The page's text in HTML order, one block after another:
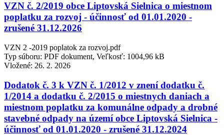
VZN č. 2/2019 obce Liptovská Sielnica o miestnom
poplatku za rozvoj - účinnosť od 01.01.2020 -
zrušené 31.12.2026
VZN 2 -2019 poplatok za rozvoj.pdf
Typ súboru: PDF dokument, Veľkosť: 1004,96 kB
Vložené: 26. 2. 2026
Dodatok č. 3 k VZN č. 1/2012 v znení dodatku č.
1/2014 a dodatku č. 2/2015 o miestnych daniach a
miestnom poplatku za komunálne odpady a drobné
stavebné odpady na území obce Liptovská Sielnica -
účinnosť od 01.01.2020 - zrušené 31.12.2024